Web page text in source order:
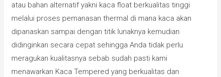
atau bahan alternatif yakni kaca float berkualitas tinggi
melalui proses pemanasan thermal di mana kaca akan
dipanaskan sampai dengan titik lunaknya kemudian
didinginkan secara cepat sehingga Anda tidak perlu
meragukan kualitasnya sebab sudah pasti kami
menawarkan Kaca Tempered yang berkualitas dan